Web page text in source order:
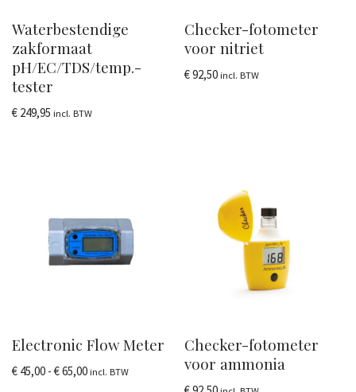
Waterbestendige
zakformaat
pH/EC/TDS/temp.-
tester
€ 249,95 incl. BTW
Checker-fotometer
voor nitriet
€92,50 incl. BTW
Electronic Flow Meter
€ 45,00 - €65,00 incl. BTW
Checker-fotometer
voor ammonia